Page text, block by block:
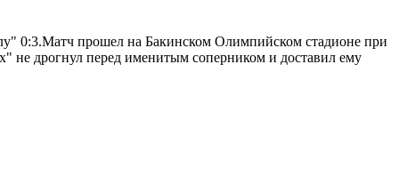
0:3.Матч прошел на Бакинском Олимпийском стадионе при
не дрогнул перед именитым соперником и доставил ему